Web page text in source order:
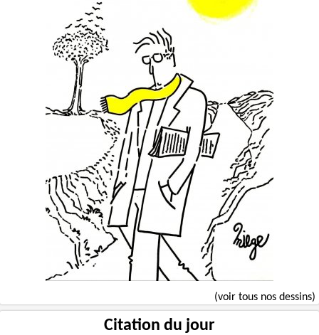
(voir tous nos dessins)
Citation du jour